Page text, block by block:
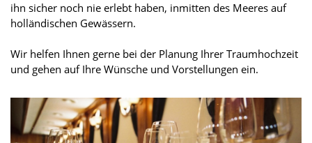
ihn sicher noch nie erlebt haben, inmitten des Meeres auf
holländischen Gewässern.
Wir helfen Ihnen gerne bei der Planung Ihrer Traumhochzeit
und gehen auf Ihre Wünsche und Vorstellungen ein.